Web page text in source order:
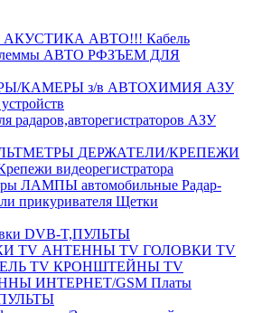
АКУСТИКА АВТО!!! Кабель
АВТО РФЗЪЕМ ДЛЯ
КАМЕРЫ з/в АВТОХИМИЯ АЗУ
радаров,авторегистраторов АЗУ
ДЕРЖАТЕЛИ/КРЕПЕЖИ
видеорегистратора
ЛАМПЫ автомобильные Радар-
прикуривателя Щетки
DVB-T,ПУЛЬТЫ
TV АНТЕННЫ TV ГОЛОВКИ TV
TV КРОНШТЕЙНЫ TV
ИНТЕРНЕТ/GSM Платы